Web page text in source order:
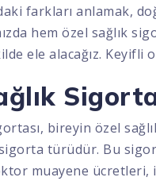
farkları anlamak,
hem özel sağlık
ele alacağız. Keyifli
bireyin özel
türüdür. Bu
muayene ücretleri,